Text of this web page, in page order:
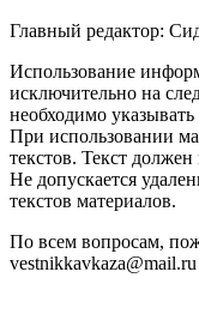
Главный редактор:
Использование
исключительно на
необходимо
При использовании
текстов. Текст
Не допускается
текстов материалов.
По всем вопросам,
vestnikkavkaza@mail.ru